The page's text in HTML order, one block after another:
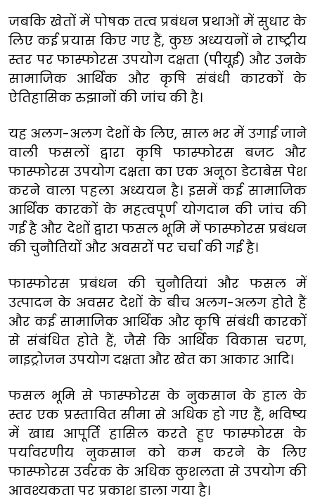
जबकि खेतों में पोषक तत्व प्रबंधन प्रथाओं में सुधार के
लिए कई प्रयास किए गए हैं, कुछ अध्ययनों ने राष्ट्रीय
स्तर पर फास्फोरस उपयोग दक्षता (पीयूई) और उनके
सामाजिक आर्थिक और कृषि संबंधी कारकों के
ऐतिहासिक रुझानों की जांच की है।
यह अलग-अलग देशों के लिए, साल भर में उगाई जाने
वाली फसलों द्वारा कृषि फास्फोरस बजट और
फास्फोरस उपयोग दक्षता का एक अनूठा डेटाबेस पेश
करने वाला पहला अध्ययन है। इसमें कई सामाजिक
आर्थिक कारकों के महत्वपूर्ण योगदान की जांच की
गई है और देशों द्वारा फसल भूमि में फास्फोरस प्रबंधन
की चुनौतियों और अवसरों पर चर्चा की गई है।
फास्फोरस प्रबंधन की चुनौतियां और फसल में
उत्पादन के अवसर देशों के बीच अलग-अलग होते हैं
और कई सामाजिक आर्थिक और कृषि संबंधी कारकों
से संबंधित होते हैं, जैसे कि आर्थिक विकास चरण,
नाइट्रोजन उपयोग दक्षता और खेत का आकार आदि।
फसल भूमि से फास्फोरस के नुकसान के हाल के
स्तर एक प्रस्तावित सीमा से अधिक हो गए हैं, भविष्य
में खाद्य आपूर्ति हासिल करते हुए फास्फोरस के
पर्यावरणीय नुकसान को कम करने के लिए
फास्फोरस उर्वरक के अधिक कुशलता से उपयोग की
आवश्यकता पर प्रकाश डाला गया है।